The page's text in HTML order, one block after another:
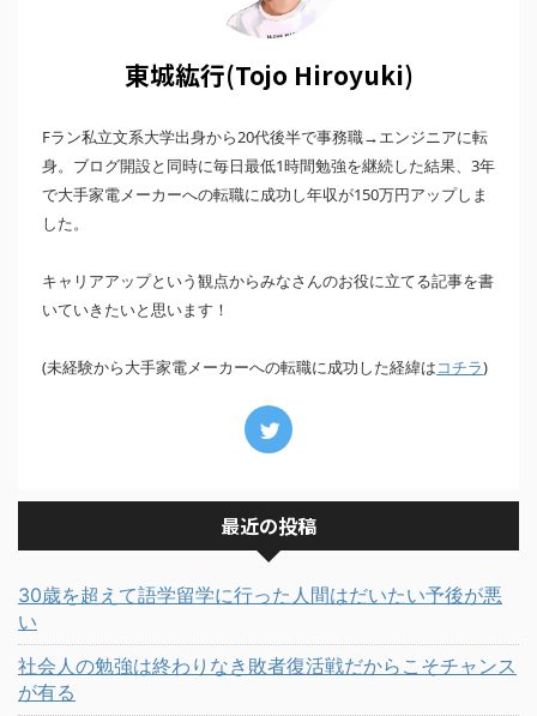
東城紘行(Tojo Hiroyuki)
Fラン私立文系大学出身から20代後半で事務職→エンジニアに転
身。ブログ開設と同時に毎日最低1時間勉強を継続した結果、3年
で大手家電メーカーへの転職に成功し年収が150万円アップしま
した。
キャリアアップという観点からみなさんのお役に立てる記事を書
いていきたいと思います！
(未経験から大手家電メーカーへの転職に成功した経緯はコチラ)
最近の投稿
30歳を超えて語学留学に行った人間はだいたい予後が悪
い
社会人の勉強は終わりなき敗者復活戦だからこそチャンス
が有る